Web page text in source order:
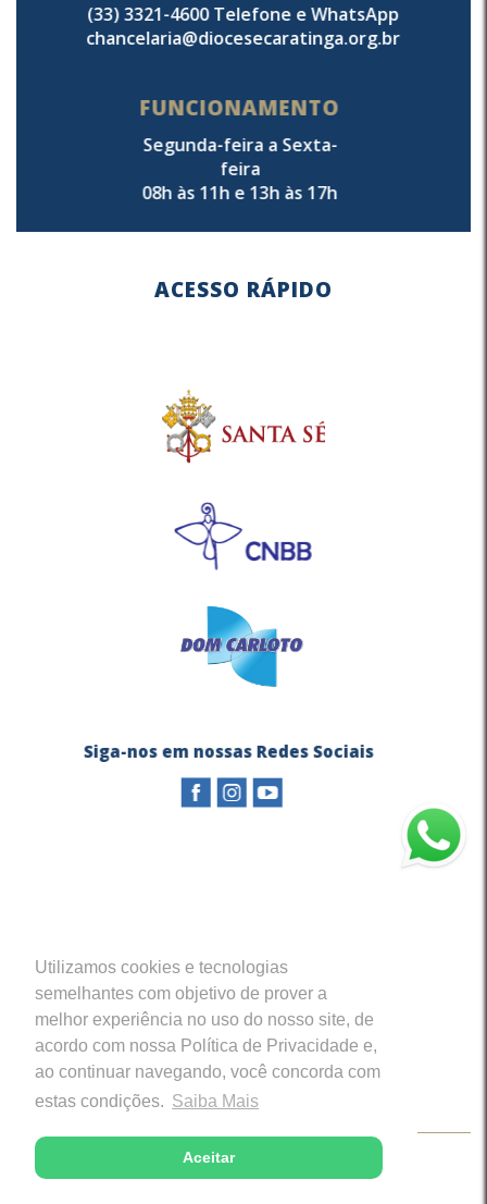
Utilizamos cookies e tecnologias
semelhantes com objetivo de prover a
melhor experiência no uso do nosso site, de
acordo com nossa Política de Privacidade e,
ao continuar navegando, você concorda com
estas condições. Saiba Mais
Aceitar
(33) 3321-4600 Telefone e WhatsApp
chancelaria@diocesecaratinga.org.br
FUNCIONAMENTO
Segunda-feira a Sexta-
feira
08h às 11h e 13h às 17h
ACESSO RÁPIDO
Siga-nos em nossas Redes Sociais
Copyright © 2026 - Diocese de Caratinga (MG)